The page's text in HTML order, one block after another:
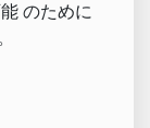
のために